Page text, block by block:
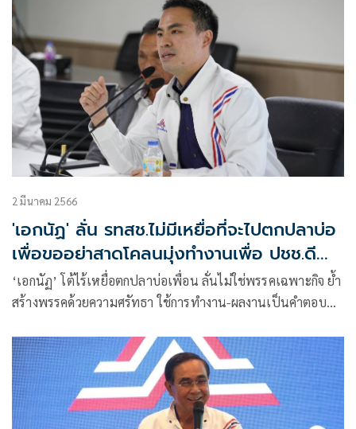
2 มีนาคม 2566
'เอกนัฏ' ลั่น รทสช.ไม่มีเหยื่อที่จะไปตกปลาบ่อ
เพื่อขออย่าสาดโคลนมุ่งทำงานเพื่อ ปชช.ดี
กว่า
‘เอกนัฏ’ โต้ไร้เหยื่อตกปลาบ่อเพื่อน ลั่นไม่ใช่พรรคเฉพาะกิจ ย้ำ
สร้างพรรคด้วยความศรัทธา ใช้การทำงาน-ผลงานเป็นคำตอบ